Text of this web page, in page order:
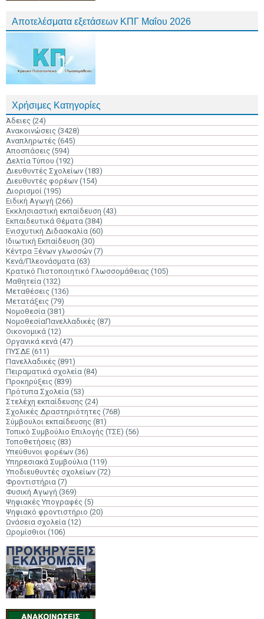
Αποτελέσματα εξετάσεων ΚΠΓ Μαΐου 2026
Χρήσιμες Κατηγορίες
Άδειες (24)
Ανακοινώσεις (3428)
Αναπληρωτές (645)
Αποσπάσεις (594)
Δελτία Τύπου (192)
Διευθυντές Σχολείων (183)
Διευθυντές φορέων (154)
Διορισμοί (195)
Ειδική Αγωγή (266)
Εκκλησιαστική εκπαίδευση (43)
Εκπαιδευτικά Θέματα (384)
Ενισχυτική Διδασκαλία (60)
Ιδιωτική Εκπαίδευση (30)
Κέντρα Ξένων γλωσσών (7)
Κενά/Πλεονάσματα (63)
Κρατικό Πιστοποιητικό Γλωσσομάθειας (105)
Μαθητεία (132)
Μεταθέσεις (136)
Μετατάξεις (79)
Νομοθεσία (381)
ΝομοθεσίαΠανελλαδικές (87)
Οικονομικά (12)
Οργανικά κενά (47)
ΠΥΣΔΕ (611)
Πανελλαδικές (891)
Πειραματικά σχολεία (84)
Προκηρύξεις (839)
Πρότυπα Σχολεία (53)
Στελέχη εκπαίδευσης (24)
Σχολικές Δραστηριότητες (768)
Σύμβουλοι εκπαίδευσης (81)
Τοπικό Συμβούλιο Επιλογής (ΤΣΕ) (56)
Τοποθετήσεις (83)
Υπεύθυνοι φορέων (36)
Υπηρεσιακά Συμβούλια (119)
Υποδιευθυντές σχολείων (72)
Φροντιστήρια (7)
Φυσική Αγωγή (369)
Ψηφιακές Υπογραφές (5)
Ψηφιακό φροντιστήριο (20)
Ωνάσεια σχολεία (12)
Ωρομίσθιοι (106)